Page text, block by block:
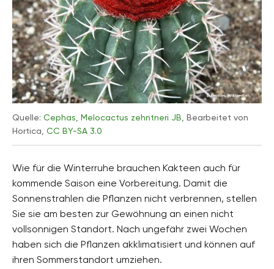
Quelle: Cephas, Melocactus zehntneri JB, Bearbeitet von
Hortica, CC BY-SA 3.0
Wie für die Winterruhe brauchen Kakteen auch für
kommende Saison eine Vorbereitung. Damit die
Sonnenstrahlen die Pflanzen nicht verbrennen, stellen
Sie sie am besten zur Gewöhnung an einen nicht
vollsonnigen Standort. Nach ungefähr zwei Wochen
haben sich die Pflanzen akklimatisiert und können auf
ihren Sommerstandort umziehen.